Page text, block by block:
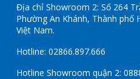
Địa chỉ Showroom 2: Số 264
Phường An Khánh, Thành phố
Việt Nam.
Hotline: 02866.897.666
Hotline Showroom quận 2: